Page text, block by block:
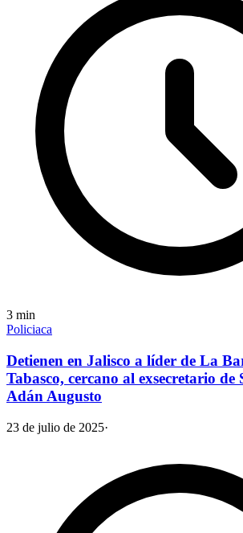
3 min
Policiaca
Detienen en Jalisco a líder de La
Tabasco, cercano al exsecretario de
Adán Augusto
23 de julio de 2025·